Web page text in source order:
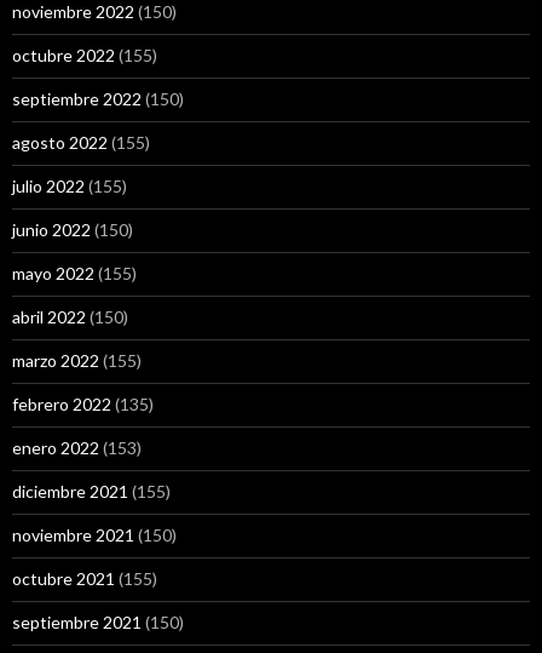
noviembre 2022 (150)
octubre 2022 (155)
septiembre 2022 (150)
agosto 2022 (155)
julio 2022 (155)
junio 2022 (150)
mayo 2022 (155)
abril 2022 (150)
marzo 2022 (155)
febrero 2022 (135)
enero 2022 (153)
diciembre 2021 (155)
noviembre 2021 (150)
octubre 2021 (155)
septiembre 2021 (150)